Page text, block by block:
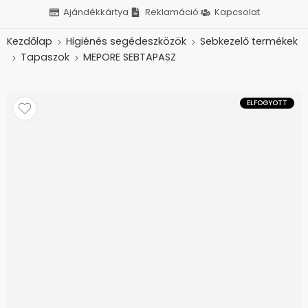
Ajándékkártya Reklamáció Kapcsolat
Kezdőlap Higiénés segédeszközök
Sebkezelő termékek
Tapaszok
MEPORE SEBTAPASZ
ELFOGYOTT